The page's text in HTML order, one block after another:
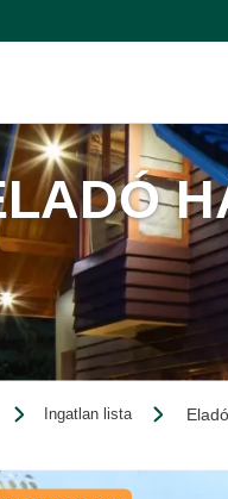
Ingatlan lista